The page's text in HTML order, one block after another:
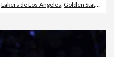
Lakers de Los Angeles, Golden State Warriors